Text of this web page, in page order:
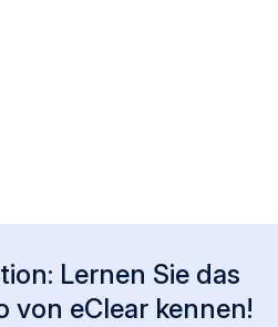
Lernen Sie das
von eClear kennen!